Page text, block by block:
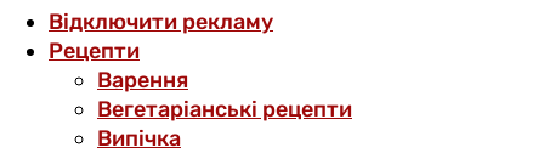
Відключити рекламу
Рецепти
Варення
Вегетаріанські рецепти
Випічка